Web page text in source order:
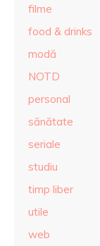
filme
food & drinks
modă
NOTD
personal
sănătate
seriale
studiu
timp liber
utile
web